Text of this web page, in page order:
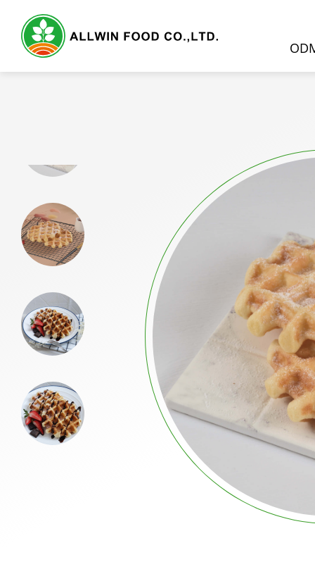
精選產品
天然果蔬原粉
奶蓋粉
布丁&果凍粉
奶昔粉
飲品粉